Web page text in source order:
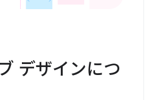
デザインにつ